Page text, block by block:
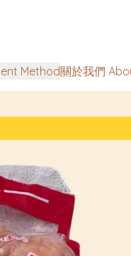
Method關於我們